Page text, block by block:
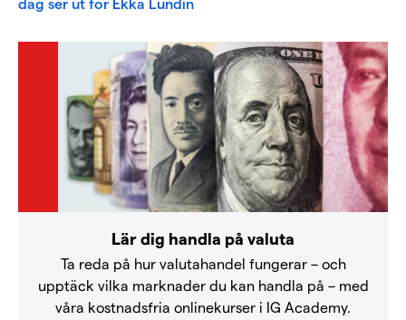
Lär dig handla på valuta
Ta reda på hur valutahandel fungerar – och
upptäck vilka marknader du kan handla på – med
våra kostnadsfria onlinekurser i IG Academy.